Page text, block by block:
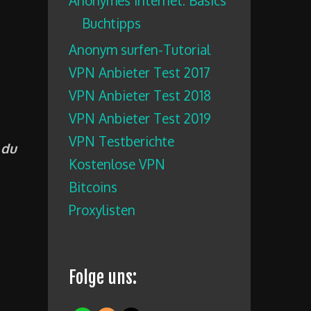
Buchtipps
Anonym surfen-Tutorial
VPN Anbieter Test 2017
VPN Anbieter Test 2018
VPN Anbieter Test 2019
VPN Testberichte
Kostenlose VPN
Bitcoins
Proxylisten
Folge uns: